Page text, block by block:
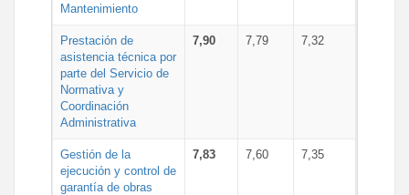
Mantenimiento
Prestación de
asistencia técnica por
parte del Servicio de
Normativa y
Coordinación
Administrativa
7,90 7,79 7,32
Gestión de la
ejecución y control de
garantía de obras
7,83 7,60 7,35